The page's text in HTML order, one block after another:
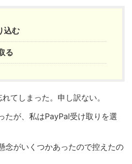
込む
る
てしまった。申し訳ない。
たが、私はPayPal受け取りを選
念がいくつかあったので控えたの